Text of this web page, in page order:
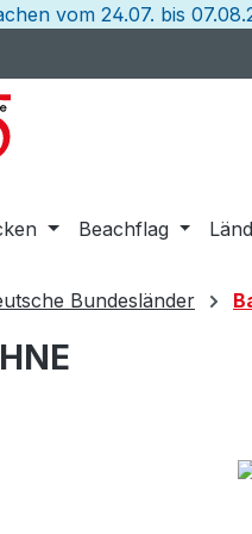
springen
vom 24.07. bis
Beachflag
Bundesländer